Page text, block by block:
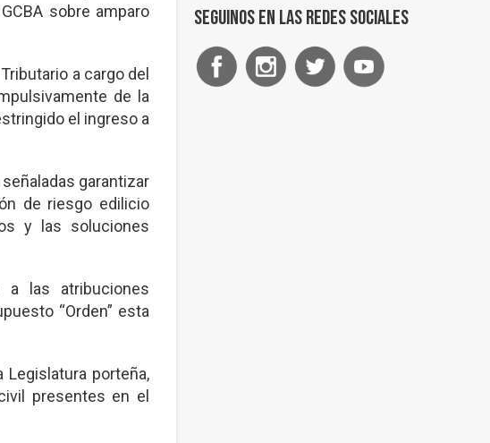
sobre amparo
a cargo del
de la
el ingreso a
garantizar
de riesgo edilicio
y las soluciones
a las atribuciones
“Orden” esta
Legislatura porteña,
presentes en el
Seguinos en las redes sociales